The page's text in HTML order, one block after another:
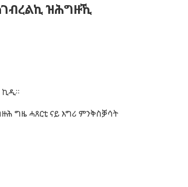
ዝሕግዙኺ
ግዜ ሓጸርቲ ናይ እግሪ ምንቅስቓሳት